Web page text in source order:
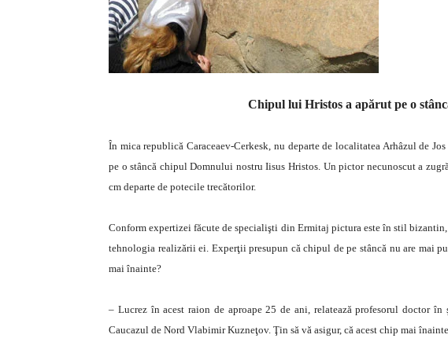
Chipul lui Hristos a apărut pe o
În mica republică Caraceaev-Cerkesk, nu departe de localitatea Arhâzul de
pe o stâncă chipul Domnului nostru Iisus Hristos. Un pictor necunoscut a
cm departe de potecile trecătorilor.
Conform expertizei făcute de specialişti din Ermitaj pictura este în stil
tehnologia realizării ei. Experţii presupun că chipul de pe stâncă nu are mai
mai înainte?
– Lucrez în acest raion de aproape 25 de ani, relatează profesorul doctor în
Caucazul de Nord Vlabimir Kuzneţov. Ţin să vă asigur, că acest chip mai